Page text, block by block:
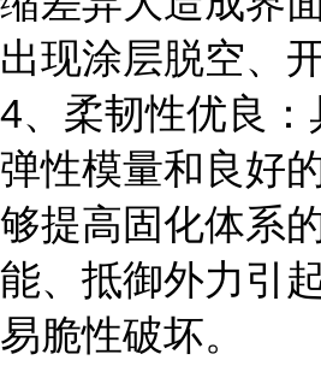
出现涂层脱空、开
4、柔韧性优良：
弹性模量和良好
够提高固化体系
能、抵御外力引
易脆性破坏。